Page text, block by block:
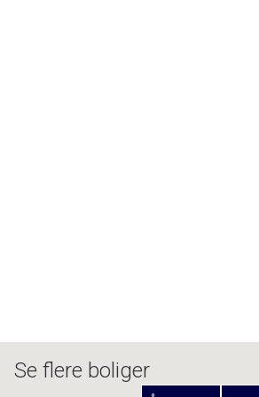
Se flere boliger